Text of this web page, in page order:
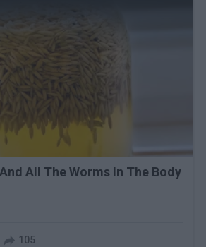
All The Worms In The Body
105